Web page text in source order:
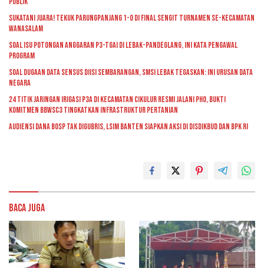
Sukatani Juara! Tekuk Parungpanjang 1-0 di Final Sengit Turnamen se-Kecamatan
Wanasalam
Soal Isu Potongan Anggaran P3-TGAI di Lebak-Pandeglang, Ini Kata Pengawal
Program
Soal Dugaan Data Sensus Diisi Sembarangan, SMSI Lebak Tegaskan: Ini Urusan Data
Negara
24 Titik Jaringan Irigasi P3A di Kecamatan Cikulur Resmi Jalani PHO, Bukti
Komitmen BBWSC3 Tingkatkan Infrastruktur Pertanian
Audiensi Dana BOSP Tak Digubris, LSIM Banten Siapkan Aksi di Disdikbud dan BPK RI
Baca Juga